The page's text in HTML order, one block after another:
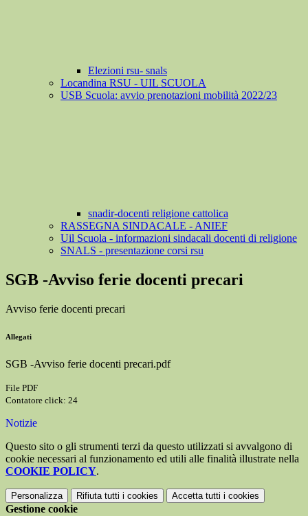
Elezioni rsu- snals
Locandina RSU - UIL SCUOLA
USB Scuola: avvio prenotazioni mobilità 2022/23
snadir-docenti religione cattolica
RASSEGNA SINDACALE - ANIEF
Uil Scuola - informazioni sindacali docenti di religione
SNALS - presentazione corsi rsu
SGB -Avviso ferie docenti precari
Avviso ferie docenti precari
Allegati
SGB -Avviso ferie docenti precari.pdf
File PDF
Contatore click: 24
Notizie
Questo sito o gli strumenti terzi da questo utilizzati si avvalgono di
cookie necessari al funzionamento ed utili alle finalità illustrate nella
COOKIE POLICY.
Personalizza Rifiuta tutti i cookies Accetta tutti i cookies
Gestione cookie